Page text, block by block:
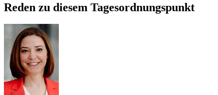
Reden zu diesem Tagesordnungspunkt